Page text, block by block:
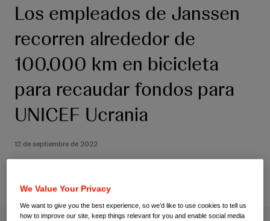
Los empleados de Janssen
recorren alrededor de
100.000 km en bicicleta
para recaudar fondos para
UNICEF Ucrania
12 de septiembre de 2022
We Value Your Privacy
We want to give you the best experience, so we’d like to use cookies to tell us
how to improve our site, keep things relevant for you and enable social media